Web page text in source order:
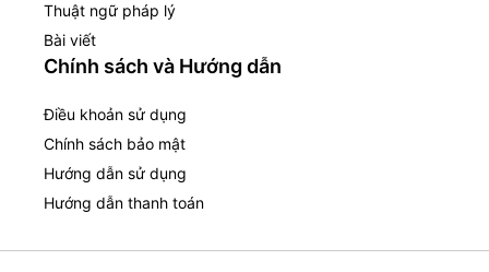
Thuật ngữ pháp lý
Bài viết
Chính sách và Hướng dẫn
Điều khoản sử dụng
Chính sách bảo mật
Hướng dẫn sử dụng
Hướng dẫn thanh toán